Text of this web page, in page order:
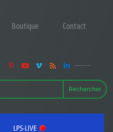
Boutique Contact
Rechercher